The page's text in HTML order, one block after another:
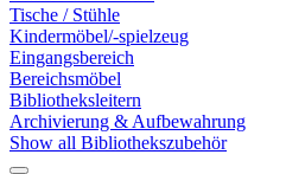
Tische / Stühle
Kindermöbel/-spielzeug
Eingangsbereich
Bereichsmöbel
Bibliotheksleitern
Archivierung & Aufbewahrung
Show all Bibliothekszubehör